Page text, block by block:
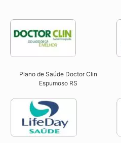
Plano de Saúde Doctor Clin
Espumoso RS​